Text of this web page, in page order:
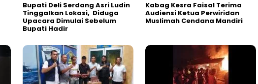
Bupati Deli Serdang Asri Ludin
Tinggalkan Lokasi, Diduga
Upacara Dimulai Sebelum
Bupati Hadir
Kabag Kesra Faisal Terima
Audiensi Ketua Perwiridan
Muslimah Cendana Mandiri